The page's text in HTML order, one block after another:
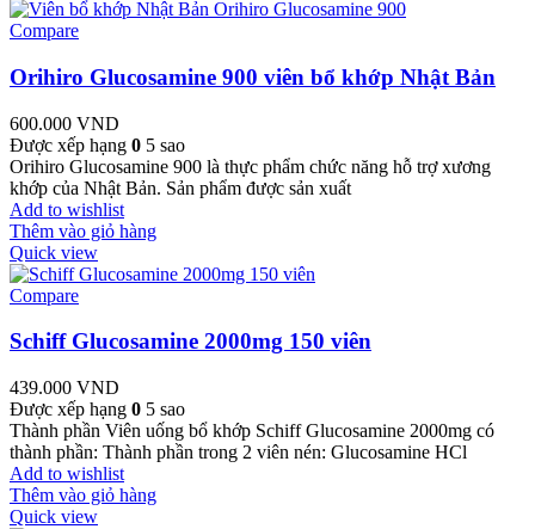
Compare
Orihiro Glucosamine 900 viên bổ khớp Nhật Bản
600.000 VND
Được xếp hạng 0 5 sao
Orihiro Glucosamine 900 là thực phẩm chức năng hỗ trợ xương
khớp của Nhật Bản. Sản phẩm được sản xuất
Add to wishlist
Thêm vào giỏ hàng
Quick view
Compare
Schiff Glucosamine 2000mg 150 viên
439.000 VND
Được xếp hạng 0 5 sao
Thành phần Viên uống bổ khớp Schiff Glucosamine 2000mg có
thành phần: Thành phần trong 2 viên nén: Glucosamine HCl
Add to wishlist
Thêm vào giỏ hàng
Quick view